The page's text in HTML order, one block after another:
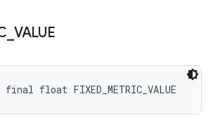
VALUE
float FIXED_METRIC_VALUE